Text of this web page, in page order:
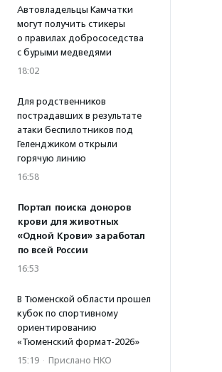
Автовладельцы Камчатки
могут получить стикеры
о правилах добрососедства
с бурыми медведями
18:02
Для родственников
пострадавших в результате
атаки беспилотников под
Геленджиком открыли
горячую линию
16:58
Портал поиска доноров
крови для животных
«Одной Крови» заработал
по всей России
16:53
В Тюменской области прошел
кубок по спортивному
ориентированию
«Тюменский формат-2026»
15:19 · Прислано НКО